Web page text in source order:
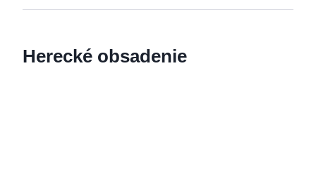
Herecké obsadenie